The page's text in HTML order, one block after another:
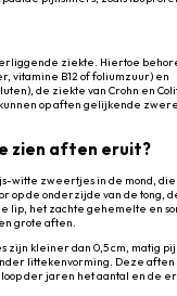
ziekte. Hiertoe
vitamine B12 of foliumzuur) en
de ziekte van Crohn en
op aften gelijkende
zien aften eruit?
witte zweertjes in de mond, die
op de onderzijde van de tong,
lip, het zachte gehemelte en
grote aften.
zijn kleiner dan 0,5 cm, matig
littekenvorming. Deze aften
der jaren het aantal en de